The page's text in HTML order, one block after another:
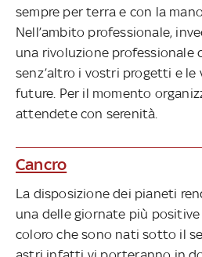
sempre per terra e con la
Nell’ambito professionale,
una rivoluzione professionale
senz’altro i vostri progetti e
future. Per il momento
attendete con serenità.
Cancro
La disposizione dei pianeti
una delle giornate più positive
coloro che sono nati sotto il